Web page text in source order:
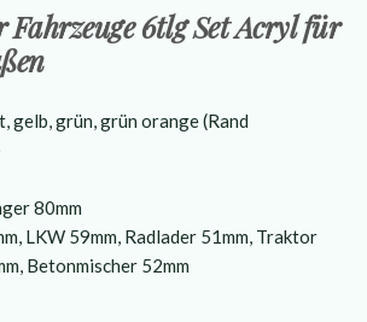
Fahrzeuge 6tlg Set Acryl für
gelb, grün, grün orange (Rand
80mm
LKW 59mm, Radlader 51mm, Traktor
Betonmischer 52mm